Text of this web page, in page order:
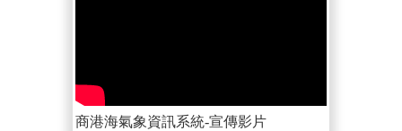
商港海氣象資訊系統-宣傳影片